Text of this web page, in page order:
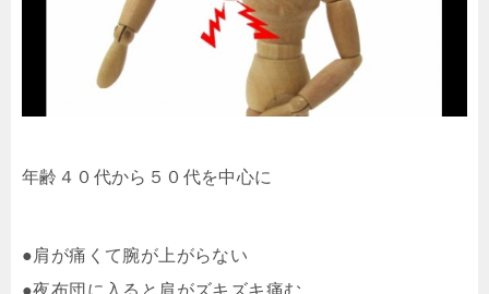
年齢４０代から５０代を中心に
●肩が痛くて腕が上がらない
●夜布団に入ると肩がズキズキ痛む